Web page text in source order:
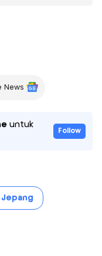
News
untuk
Follow
Jepang